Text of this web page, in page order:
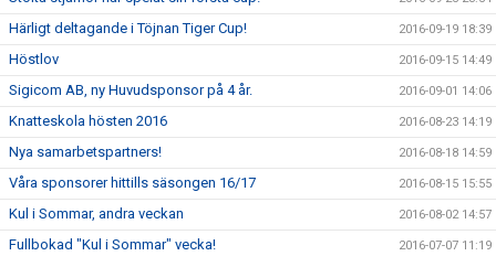
Härligt deltagande i Töjnan Tiger Cup! 2016-09-19 18:39
Höstlov 2016-09-15 14:49
Sigicom AB, ny Huvudsponsor på 4 år. 2016-09-01 14:06
Knatteskola hösten 2016 2016-08-23 14:19
Nya samarbetspartners! 2016-08-18 14:59
Våra sponsorer hittills säsongen 16/17 2016-08-15 15:55
Kul i Sommar, andra veckan 2016-08-02 14:57
Fullbokad "Kul i Sommar" vecka! 2016-07-07 11:19